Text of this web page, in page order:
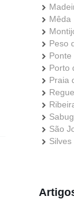
Mêda
Peso
Ponte
Porto
Praia
São
Silves